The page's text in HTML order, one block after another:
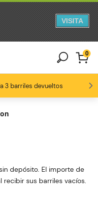
VISITA
al contenido
al pie de página
3 barriles devueltos
8,8 / 10
0
depósito. El importe de
recibir sus barriles vacíos.